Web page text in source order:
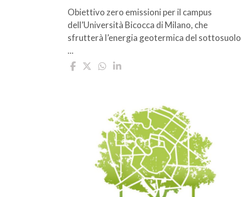
Obiettivo zero emissioni per il campus
dell’Università Bicocca di Milano, che
sfrutterà l’energia geotermica del sottosuolo
...